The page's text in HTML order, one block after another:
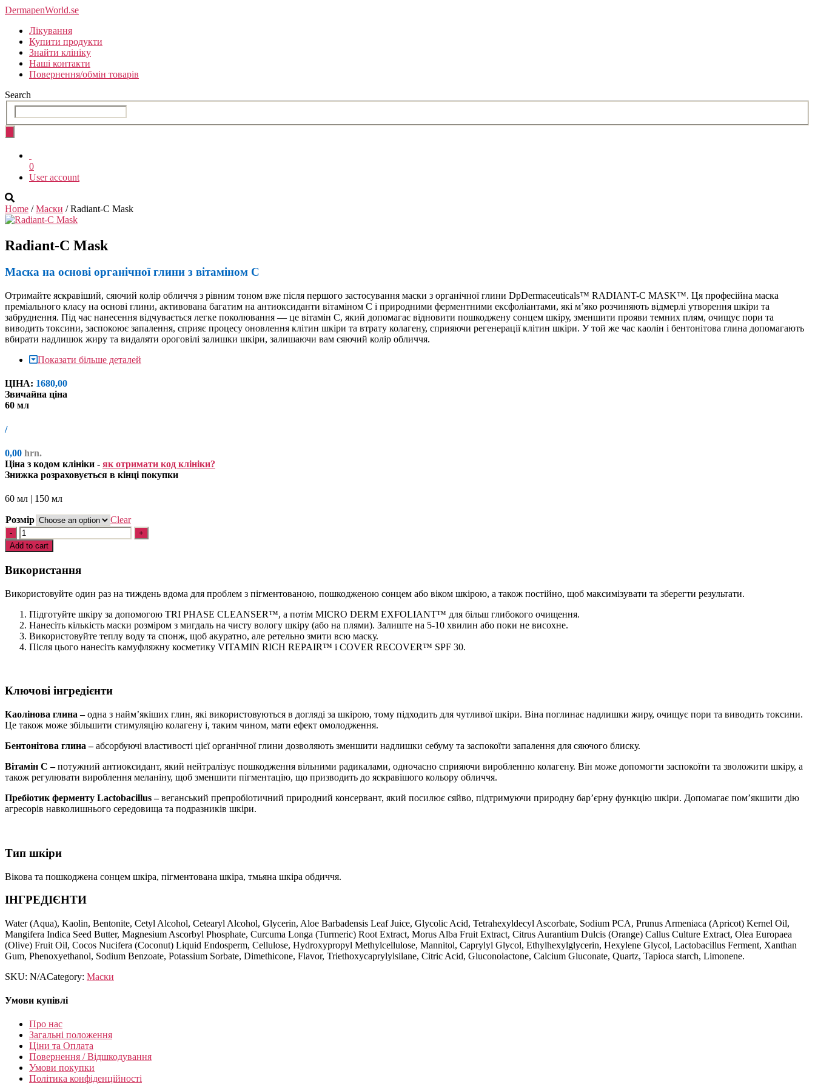
Skip
content
DermapenWorld.se
Лікування
Купити продукти
Знайти клініку
Наші контакти
Повернення/обмін товарів
Search
0
User account
Home /Маски / Radiant-C Mask
Radiant-C Mask
Маска на основі органічної глини з вітаміном C
Отримайте яскравіший, сяючий колір обличчя з рівним тоном вже після першого застосування маски з органічної глини DpDermaceuticals™ RADIANT-C MASK™. Ця професійна маска
преміального класу на основі глини, активована багатим на антиоксиданти вітаміном С і природними ферментними ексфоліантами, які м’яко розчиняють відмерлі утворення шкіри та
забруднення. Під час нанесення відчувається легке поколювання — це вітамін С, який допомагає відновити пошкоджену сонцем шкіру, зменшити прояви темних плям, очищує пори та
виводить токсини, заспокоює запалення, сприяє процесу оновлення клітин шкіри та втрату колагену, сприяючи регенерації клітин шкіри. У той же час каолін і бентонітова глина допомагають
вбирати надлишок жиру та видаляти ороговілі залишки шкіри, залишаючи вам сяючий колір обличчя.
Показати більше деталей
ЦІНА: 1680,00
Звичайна ціна
60 мл
/
0,00 hrn.
Ціна з кодом клініки - як отримати код клініки?
Знижка розраховується в кінці покупки
60 мл | 150 мл
Розмір
Clear
Radiant-
C
Mask
quantity
Quantity
Add to cart
Використання
Використовуйте один раз на тиждень вдома для проблем з пігментованою, пошкодженою сонцем або віком шкірою, а також постійно, щоб максимізувати та зберегти результати.
Підготуйте шкіру за допомогою TRI PHASE CLEANSER™, а потім MICRO DERM EXFOLIANT™ для більш глибокого очищення.
Нанесіть кількість маски розміром з мигдаль на чисту вологу шкіру (або на плями). Залиште на 5-10 хвилин або поки не висохне.
Використовуйте теплу воду та спонж, щоб акуратно, але ретельно змити всю маску.
Після цього нанесіть камуфляжну косметику VITAMIN RICH REPAIR™ і COVER RECOVER™ SPF 30.
Ключові інгредієнти
Каолінова глина –одна з найм’якіших глин, які використовуються в догляді за шкірою, тому підходить для чутливої ​​шкіри. Віна поглинає надлишки жиру, очищує пори та виводить токсини.
Це також може збільшити стимуляцію колагену і, таким чином, мати ефект омолодження.
Бентонітова глина –абсорбуючі властивості цієї органічної глини дозволяють зменшити надлишки себуму та заспокоїти запалення для сяючого блиску.
Вітамін С –потужний антиоксидант, який нейтралізує пошкодження вільними радикалами, одночасно сприяючи виробленню колагену. Він може допомогти заспокоїти та зволожити шкіру, а
також регулювати вироблення меланіну, щоб зменшити пігментацію, що призводить до яскравішого кольору обличчя.
Пребіотик ферменту Lactobacillus –веганський препробіотичний природний консервант, який посилює сяйво, підтримуючи природну бар’єрну функцію шкіри. Допомагає пом’якшити дію
агресорів навколишнього середовища та подразників шкіри.
Тип шкіри
Вікова та пошкоджена сонцем шкіра, пігментована шкіра, тмьяна шкіра обдиччя.
ІНГРЕДІЄНТИ
Water (Aqua), Kaolin, Bentonite, Cetyl Alcohol, Cetearyl Alcohol, Glycerin, Aloe Barbadensis Leaf Juice, Glycolic Acid, Tetrahexyldecyl Ascorbate, Sodium PCA, Prunus Armeniaca (Apricot) Kernel Oil,
Mangifera Indica Seed Butter, Magnesium Ascorbyl Phosphate, Curcuma Longa (Turmeric) Root Extract, Morus Alba Fruit Extract, Citrus Aurantium Dulcis (Orange) Callus Culture Extract, Olea Europaea
(Olive) Fruit Oil, Cocos Nucifera (Coconut) Liquid Endosperm, Cellulose, Hydroxypropyl Methylcellulose, Mannitol, Caprylyl Glycol, Ethylhexylglycerin, Hexylene Glycol, Lactobacillus Ferment, Xanthan
Gum, Phenoxyethanol, Sodium Benzoate, Potassium Sorbate, Dimethicone, Flavor, Triethoxycaprylylsilane, Citric Acid, Gluconolactone, Calcium Gluconate, Quartz, Tapioca starch, Limonene.
SKU: N/ACategory: Маски
Умови купівлі
Про нас
Загальні положення
Ціни та Оплата
Повернення / Відшкодування
Умови покупки
Політика конфіденційності